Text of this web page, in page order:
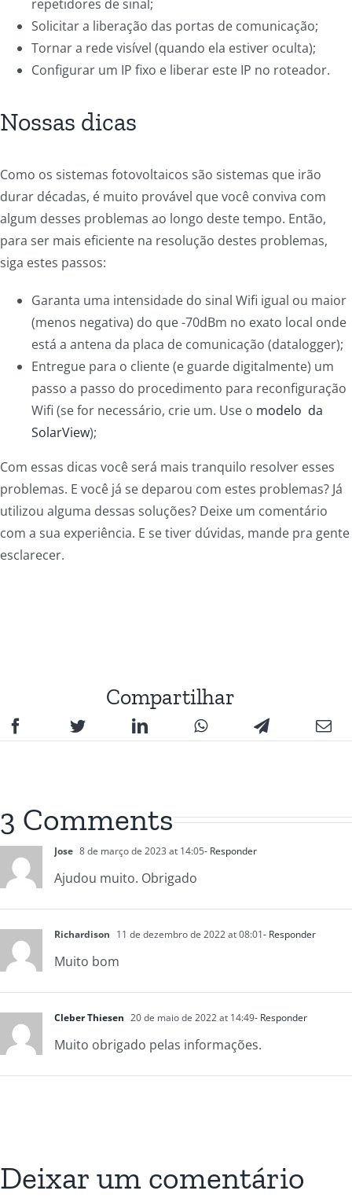
repetidores de sinal;
Solicitar a liberação das portas de comunicação;
Tornar a rede visível (quando ela estiver oculta);
Configurar um IP fixo e liberar este IP no roteador.
Nossas dicas
Como os sistemas fotovoltaicos são sistemas que irão
durar décadas, é muito provável que você conviva com
algum desses problemas ao longo deste tempo. Então,
para ser mais eficiente na resolução destes problemas,
siga estes passos:
Garanta uma intensidade do sinal Wifi igual ou maior
(menos negativa) do que -70dBm no exato local onde
está a antena da placa de comunicação (datalogger);
Entregue para o cliente (e guarde digitalmente) um
passo a passo do procedimento para reconfiguração
Wifi (se for necessário, crie um. Use o modelo da
SolarView);
Com essas dicas você será mais tranquilo resolver esses
problemas. E você já se deparou com estes problemas? Já
utilizou alguma dessas soluções? Deixe um comentário
com a sua experiência. E se tiver dúvidas, mande pra gente
esclarecer.
Compartilhar
3 Comments
Jose 8 de março de 2023 at 14:05- Responder
Ajudou muito. Obrigado
Richardison 11 de dezembro de 2022 at 08:01- Responder
Muito bom
Cleber Thiesen 20 de maio de 2022 at 14:49- Responder
Muito obrigado pelas informações.
Deixar um comentário